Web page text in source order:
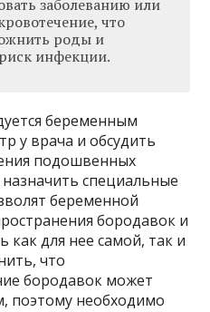
заболеванию или
что
роды и
инфекции.
беременным
у врача и обсудить
подошвенных
специальные
беременной
бородавок и
как для нее самой, так и
что
бородавок может
поэтому необходимо